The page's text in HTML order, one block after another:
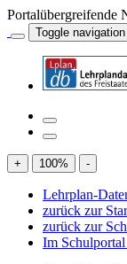
Portalübergreifende
Toggle navigation
+ 100% -
Lehrplan-
zurück zur
zurück zur
Im Schulportal